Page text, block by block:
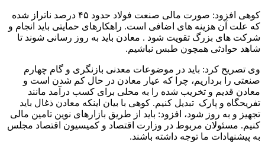
کوهی افزود: صورت مالی صنعت فولاد حدود ۴۵ درصد ناتراز شده
که علت آن هزینه های اضافی است. راهکارهای حمایتی باید انجام و
شرکت های بزرگ تقویت شود . معادن باید به روز رسانی شوند تا
شاهد حوادثی همچون طبس نباشیم.
وی تصریح کرد: باید در موضوعات معدنی بازنگری و گام چهارم
صنعتی را برداریم، چرا که عیار معادن در حال کم شدن است و
معادن قدیم و تخریب شده را به محلی برای کسب درآمد مانند
تفریحگاه و پارک تبدیل کنیم. کوهی با بیان اینکه معادن ذغال باید
تجهیز و به روز شود، افزود: باید از طریق بازارهای نوین تامین مالی
کنیم. مسئولان مربوط در وزارت اقتصاد و کمیسیون اقتصاد مجلس
به پیشنهادات ما توجه داشته باشند.